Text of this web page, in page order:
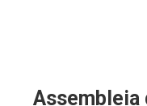
Assembleia